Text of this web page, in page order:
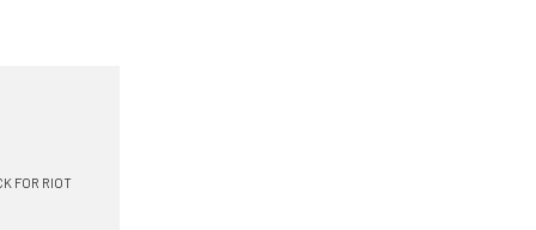
FOR RIOT